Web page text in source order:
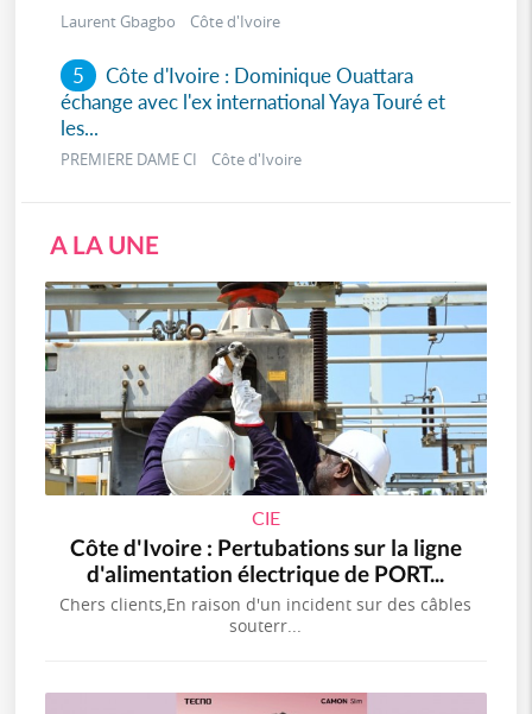
Laurent Gbagbo Côte d'Ivoire
5 Côte d'Ivoire : Dominique Ouattara
échange avec l'ex international Yaya Touré et
les...
PREMIERE DAME CI Côte d'Ivoire
A LA UNE
CIE
Côte d'Ivoire : Pertubations sur la ligne
d'alimentation électrique de PORT...
Chers clients,En raison d'un incident sur des câbles
souterr...